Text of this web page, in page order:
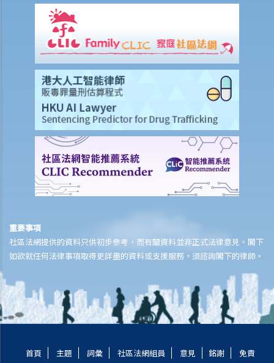
在處理索償時，保險公司會否接受中醫發出的醫療報告 / 醫生紙？
我為同一項目（如住院或家居意外）購買了數份保險。我可否從所有保
單索取全數保額，或只可索取實際開支或損失？
意外或個人傷亡保險
「意外受傷」的一般定義是甚麼？如果我受了傷但沒有表面傷痕，我可
否向保險公司索償？
「永久傷殘」和「暫時性傷殘」的一般定義是甚麼？保險公司支付了一
筆永久傷殘賠償給我，但兩年後我奇蹟地復原，保險公司可否向我討回
部分賠償？
在人身傷亡訴訟中，我已從犯錯一方獲得賠償。這些賠償會否抵銷保險
家居保險
如果我的居所和屋內家具均已損毁，保險公司會否全數賠償我的損失？
保險公司會否在支付賠償之前先作出專業評估？
我是大廈內某個單位的業主，而大廈本身已經購有第三者責任保險。如
果有訪客或住客在大廈內遇上意外受傷，我是否可以置身事外？
我對賠償金額及保險代理 / 保險公司的行為極之不滿。我應否訴諸法庭
償上限？
重要事項
社區法網提供的資料只供初步參考，而有關資料並非正式法律意見。閣下
如欲就任何法律事項取得更詳盡的資料或支援服務，須諮詢閣下的律師。
首頁 主題 詞彙 社區法網組員 意見 銘謝 免責